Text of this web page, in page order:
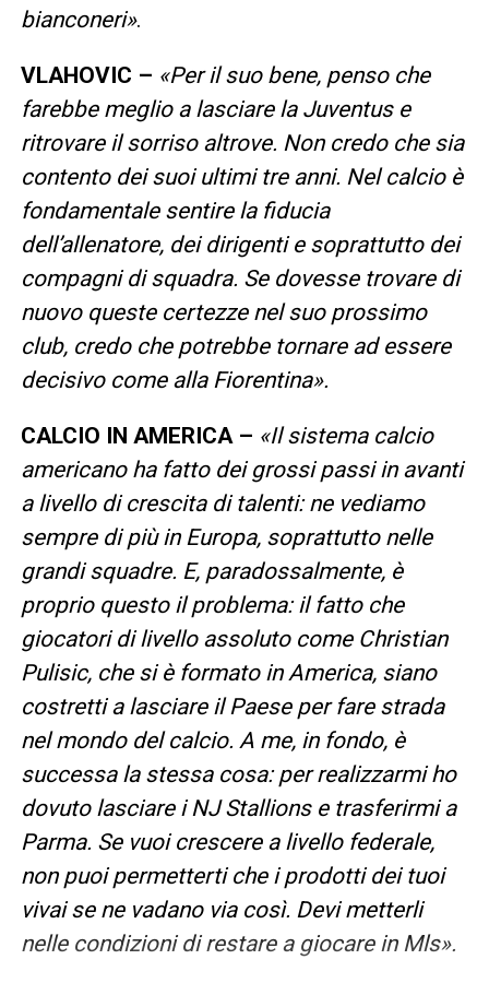
bianconeri».
VLAHOVIC – «Per il suo bene, penso che
farebbe meglio a lasciare la Juventus e
ritrovare il sorriso altrove. Non credo che sia
contento dei suoi ultimi tre anni. Nel calcio è
fondamentale sentire la fiducia
dell’allenatore, dei dirigenti e soprattutto dei
compagni di squadra. Se dovesse trovare di
nuovo queste certezze nel suo prossimo
club, credo che potrebbe tornare ad essere
decisivo come alla Fiorentina».
CALCIO IN AMERICA – «Il sistema calcio
americano ha fatto dei grossi passi in avanti
a livello di crescita di talenti: ne vediamo
sempre di più in Europa, soprattutto nelle
grandi squadre. E, paradossalmente, è
proprio questo il problema: il fatto che
giocatori di livello assoluto come Christian
Pulisic, che si è formato in America, siano
costretti a lasciare il Paese per fare strada
nel mondo del calcio. A me, in fondo, è
successa la stessa cosa: per realizzarmi ho
dovuto lasciare i NJ Stallions e trasferirmi a
Parma. Se vuoi crescere a livello federale,
non puoi permetterti che i prodotti dei tuoi
vivai se ne vadano via così. Devi metterli
nelle condizioni di restare a giocare in Mls».